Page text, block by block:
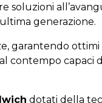
soluzioni
generazione.
garantendo
contempo capaci
dotati della